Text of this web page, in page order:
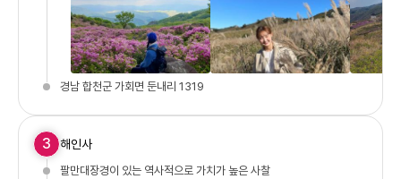
경남 합천군 가회면 둔내리 1319
3 해인사
팔만대장경이 있는 역사적으로 가치가 높은 사찰